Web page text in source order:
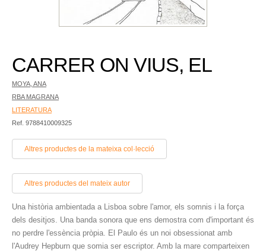
CARRER ON VIUS, EL
MOYA, ANA
RBA MAGRANA
LITERATURA
Ref. 9788410009325
Altres productes de la mateixa col·lecció
Altres productes del mateix autor
Una història ambientada a Lisboa sobre l'amor, els somnis i la força
dels desitjos. Una banda sonora que ens demostra com d'important és
no perdre l'essència pròpia. El Paulo és un noi obsessionat amb
l'Audrey Hepburn que somia ser escriptor. Amb la mare comparteixen